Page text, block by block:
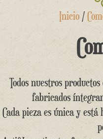
saltar
Inicio/
Todos nuestros
fabricados
Cada pieza es única y